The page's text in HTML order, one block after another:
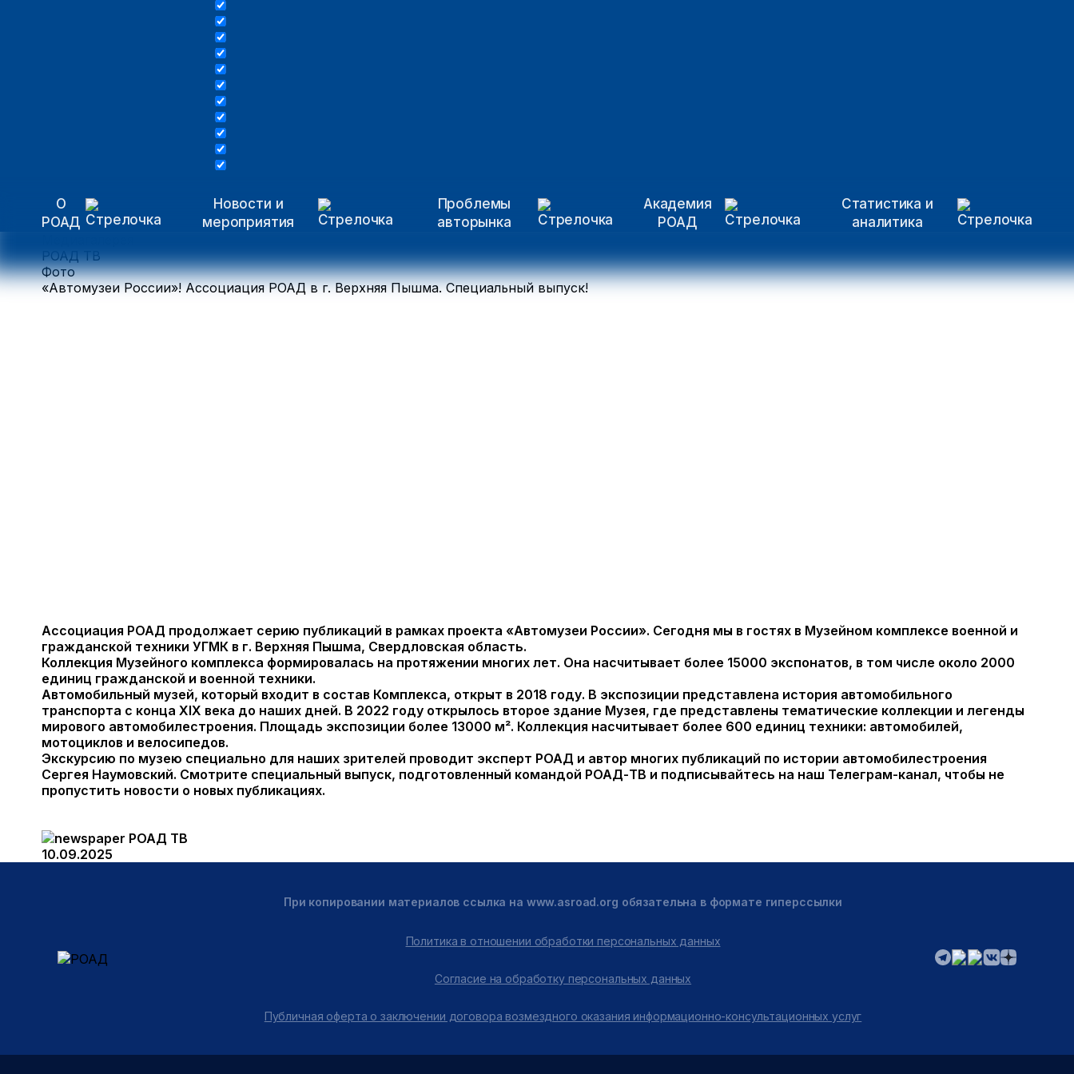
О
РОАД
Новости и
мероприятия
Проблемы
авторынка
Академия
РОАД
Статистика и
аналитика
РОАД ТВ
Фото
«Автомузеи России»! Ассоциация РОАД в г. Верхняя Пышма. Специальный выпуск!
Ассоциация РОАД продолжает серию публикаций в рамках проекта «Автомузеи России». Сегодня мы в гостях в Музейном комплексе военной и
гражданской техники УГМК в г. Верхняя Пышма, Свердловская область.
Коллекция Музейного комплекса формировалась на протяжении многих лет. Она насчитывает более 15000 экспонатов, в том числе около 2000
единиц гражданской и военной техники.
Автомобильный музей, который входит в состав Комплекса, открыт в 2018 году. В экспозиции представлена история автомобильного
транспорта с конца XIX века до наших дней. В 2022 году открылось второе здание Музея, где представлены тематические коллекции и легенды
мирового автомобилестроения. Площадь экспозиции более 13000 м². Коллекция насчитывает более 600 единиц техники: автомобилей,
мотоциклов и велосипедов.
Экскурсию по музею специально для наших зрителей проводит эксперт РОАД и автор многих публикаций по истории автомобилестроения
Сергея Наумовский. Смотрите специальный выпуск, подготовленный командой РОАД-ТВ и подписывайтесь на наш Телеграм-канал, чтобы не
пропустить новости о новых публикациях.
РОАД ТВ
10.09.2025
При копировании материалов ссылка на www.asroad.org обязательна в формате гиперссылки
Политика в отношении обработки персональных данных
Согласие на обработку персональных данных
Публичная оферта о заключении договора возмездного оказания информационно-консультационных услуг